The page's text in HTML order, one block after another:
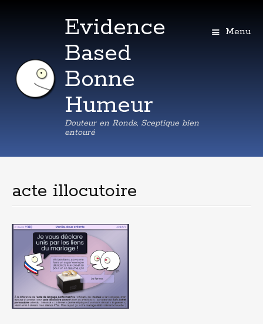
Evidence
Based
Bonne
Humeur
Douteur en Ronds, Sceptique bien
entouré
Menu
principal
acte illocutoire